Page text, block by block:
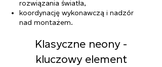
rozwiązania światła,
koordynację wykonawczą i nadzór
nad montażem.
Klasyczne neony -
kluczowy element